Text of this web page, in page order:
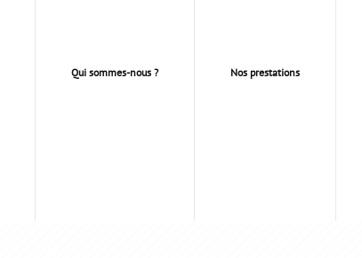
Qui sommes-nous ? Nos prestations